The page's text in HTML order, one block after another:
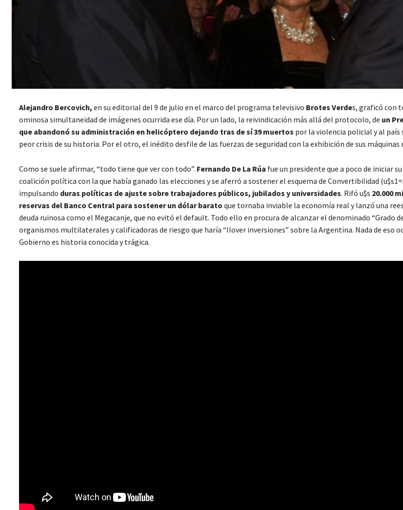
Alejandro Bercovich, en su editorial del 9 de julio en el marco del programa televisivo Brotes Verdes, graficó con
ominosa simultaneidad de imágenes ocurrida ese día. Por un lado, la reivindicación más allá del protocolo, de un
que abandonó su administración en helicóptero dejando tras de sí 39 muertos por la violencia policial y al país
peor crisis de su historia. Por el otro, el inédito desfile de las fuerzas de seguridad con la exhibición de sus máquinas
Como se suele afirmar, “todo tiene que ver con todo”. Fernando De La Rúa fue un presidente que a poco de iniciar
coalición política con la que había ganado las elecciones y se aferró a sostener el esquema de Convertibilidad
impulsando duras políticas de ajuste sobre trabajadores públicos, jubilados y universidades. Rifó u$s 20.000
reservas del Banco Central para sostener un dólar barato que tornaba inviable la economía real y lanzó una
deuda ruinosa como el Megacanje, que no evitó el default. Todo ello en procura de alcanzar el denominado “Grado
organismos multilaterales y calificadoras de riesgo que haría “llover inversiones” sobre la Argentina. Nada de eso
Gobierno es historia conocida y trágica.